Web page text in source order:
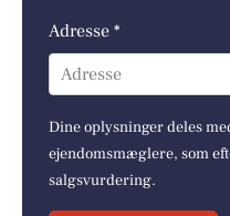
Adresse *
Adresse
Dine oplysninger deles
ejendomsmæglere, som
salgsvurdering.